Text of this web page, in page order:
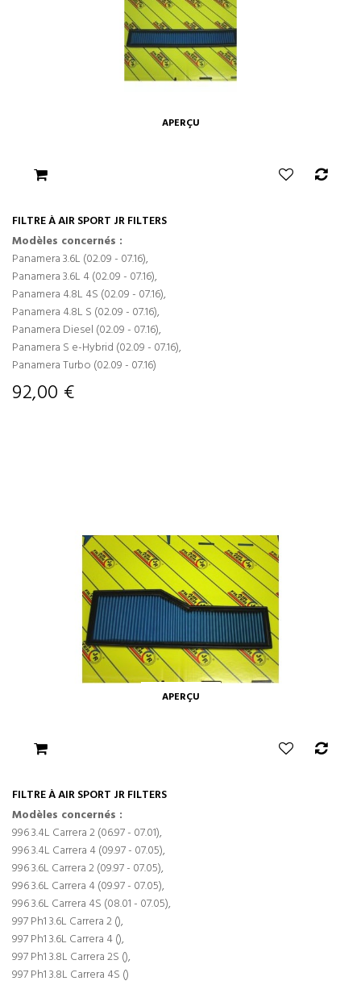
APERÇU
FILTRE À AIR SPORT JR FILTERS
Modèles concernés :
Panamera 3.6L (02.09 - 07.16),
Panamera 3.6L 4 (02.09 - 07.16),
Panamera 4.8L 4S (02.09 - 07.16),
Panamera 4.8L S (02.09 - 07.16),
Panamera Diesel (02.09 - 07.16),
Panamera S e-Hybrid (02.09 - 07.16),
Panamera Turbo (02.09 - 07.16)
92,00 €
APERÇU
FILTRE À AIR SPORT JR FILTERS
Modèles concernés :
996 3.4L Carrera 2 (06.97 - 07.01),
996 3.4L Carrera 4 (09.97 - 07.05),
996 3.6L Carrera 2 (09.97 - 07.05),
996 3.6L Carrera 4 (09.97 - 07.05),
996 3.6L Carrera 4S (08.01 - 07.05),
997 Ph1 3.6L Carrera 2 (),
997 Ph1 3.6L Carrera 4 (),
997 Ph1 3.8L Carrera 2S (),
997 Ph1 3.8L Carrera 4S ()